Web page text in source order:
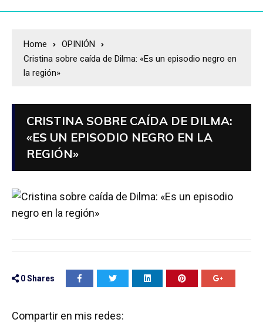
Home
OPINIÓN
Cristina sobre caída de Dilma: «Es un episodio negro en
la región»
CRISTINA SOBRE CAÍDA DE DILMA:
«ES UN EPISODIO NEGRO EN LA
REGIÓN»
0Shares
Compartir en mis redes: